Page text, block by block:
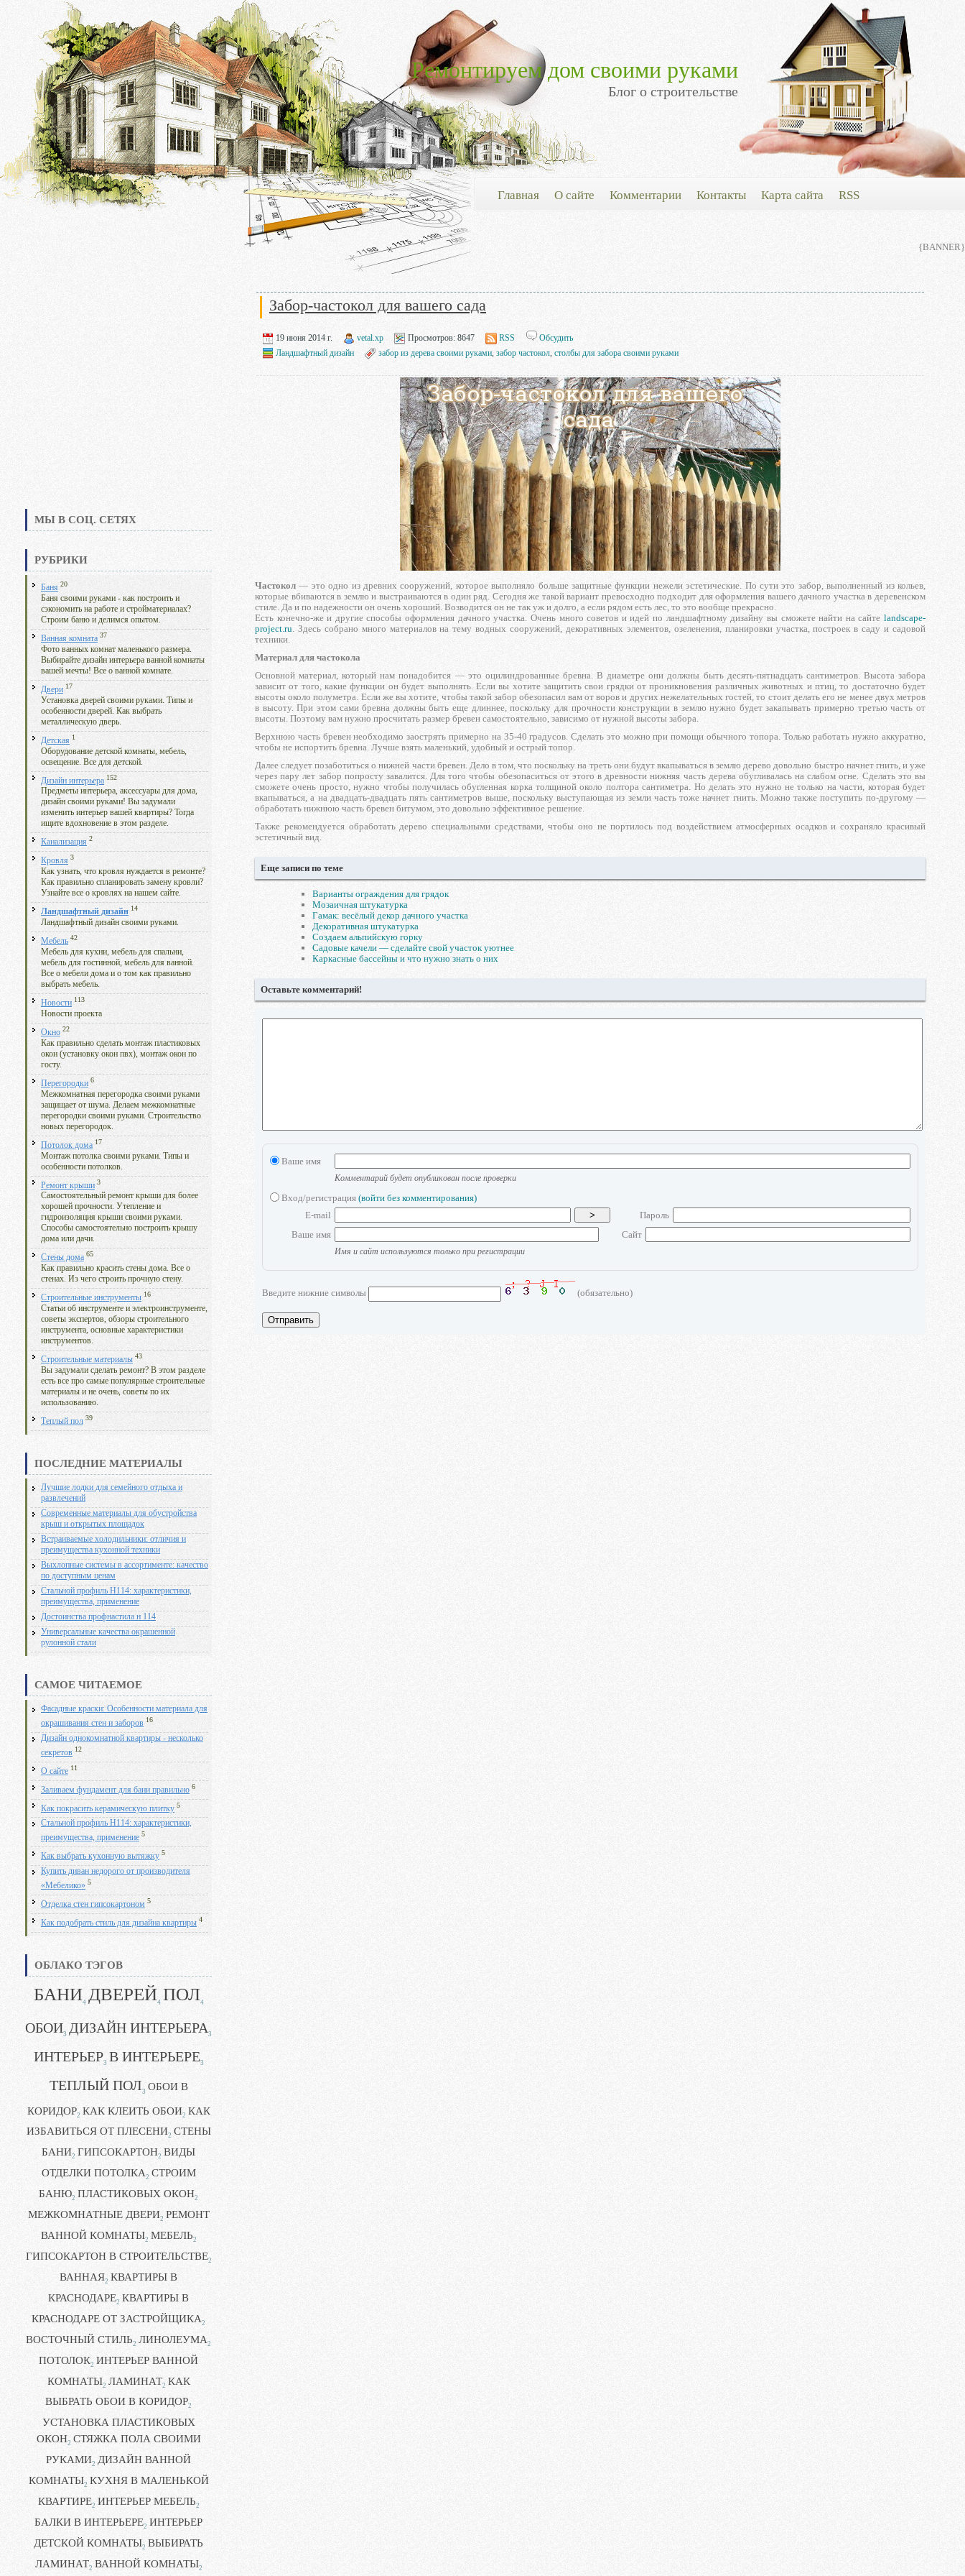
Ремонтируем дом своими руками
Блог о строительстве
Главная О сайте Комментарии Контакты Карта сайта RSS
{BANNER}
МЫ В СОЦ. СЕТЯХ
РУБРИКИ
Баня 20
Баня своими руками - как построить и
сэкономить на работе и стройматериалах?
Строим баню и делимся опытом.
Ванная комната 37
Фото ванных комнат маленького размера.
Выбирайте дизайн интерьера ванной комнаты
вашей мечты! Все о ванной комнате.
Двери 17
Установка дверей своими руками. Типы и
особенности дверей. Как выбрать
металлическую дверь.
Детская 1
Оборудование детской комнаты, мебель,
освещение. Все для детской.
Дизайн интерьера 152
Предметы интерьера, аксессуары для дома,
дизайн своими руками! Вы задумали
изменить интерьер вашей квартиры? Тогда
ищите вдохновение в этом разделе.
Канализация 2
Кровля 3
Как узнать, что кровля нуждается в ремонте?
Как правильно спланировать замену кровли?
Узнайте все о кровлях на нашем сайте.
Ландшафтный дизайн 14
Ландшафтный дизайн своими руками.
Мебель 42
Мебель для кухни, мебель для спальни,
мебель для гостинной, мебель для ванной.
Все о мебели дома и о том как правильно
выбрать мебель.
Новости 113
Новости проекта
Окно 22
Как правильно сделать монтаж пластиковых
окон (установку окон пвх), монтаж окон по
госту.
Перегородки 6
Межкомнатная перегородка своими руками
защищает от шума. Делаем межкомнатные
перегородки своими руками. Строительство
новых перегородок.
Потолок дома 17
Монтаж потолка своими руками. Типы и
особенности потолков.
Ремонт крыши 3
Самостоятельный ремонт крыши для более
хорошей прочности. Утепление и
гидроизоляция крыши своими руками.
Способы самостоятельно построить крышу
дома или дачи.
Стены дома 65
Как правильно красить стены дома. Все о
стенах. Из чего строить прочную стену.
Строительные инструменты 16
Статьи об инструменте и электроинструменте,
советы экспертов, обзоры строительного
инструмента, основные характеристики
инструментов.
Строительные материалы 43
Вы задумали сделать ремонт? В этом разделе
есть все про самые популярные строительные
материалы и не очень, советы по их
использованию.
Теплый пол 39
ПОСЛЕДНИЕ МАТЕРИАЛЫ
Лучшие лодки для семейного отдыха и
развлечений
Современные материалы для обустройства
крыш и открытых площадок
Встраиваемые холодильники: отличия и
преимущества кухонной техники
Выхлопные системы в ассортименте: качество
по доступным ценам
Стальной профиль Н114: характеристики,
преимущества, применение
Достоинства профнастила н 114
Универсальные качества окрашенной
рулонной стали
САМОЕ ЧИТАЕМОЕ
Фасадные краски: Особенности материала для
окрашивания стен и заборов 16
Дизайн однокомнатной квартиры - несколько
секретов 12
О сайте 11
Заливаем фундамент для бани правильно 6
Как покрасить керамическую плитку 5
Стальной профиль Н114: характеристики,
преимущества, применение 5
Как выбрать кухонную вытяжку 5
Купить диван недорого от производителя
«Мебелико» 5
Отделка стен гипсокартоном 5
Как подобрать стиль для дизайна квартиры 4
ОБЛАКО ТЭГОВ
БАНИ4 ДВЕРЕЙ4 ПОЛ4
ОБОИ3 ДИЗАЙН ИНТЕРЬЕРА3
ИНТЕРЬЕР3 В ИНТЕРЬЕРЕ3
ТЕПЛЫЙ ПОЛ3 ОБОИ В
КОРИДОР2 КАК КЛЕИТЬ ОБОИ2 КАК
ИЗБАВИТЬСЯ ОТ ПЛЕСЕНИ2 СТЕНЫ
БАНИ2 ГИПСОКАРТОН2 ВИДЫ
ОТДЕЛКИ ПОТОЛКА2 СТРОИМ
БАНЮ2 ПЛАСТИКОВЫХ ОКОН2
МЕЖКОМНАТНЫЕ ДВЕРИ2 РЕМОНТ
ВАННОЙ КОМНАТЫ2 МЕБЕЛЬ2
ГИПСОКАРТОН В СТРОИТЕЛЬСТВЕ2
ВАННАЯ2 КВАРТИРЫ В
КРАСНОДАРЕ2 КВАРТИРЫ В
КРАСНОДАРЕ ОТ ЗАСТРОЙЩИКА2
ВОСТОЧНЫЙ СТИЛЬ2 ЛИНОЛЕУМА2
ПОТОЛОК2 ИНТЕРЬЕР ВАННОЙ
КОМНАТЫ2 ЛАМИНАТ2 КАК
ВЫБРАТЬ ОБОИ В КОРИДОР2
УСТАНОВКА ПЛАСТИКОВЫХ
ОКОН2 СТЯЖКА ПОЛА СВОИМИ
РУКАМИ2 ДИЗАЙН ВАННОЙ
КОМНАТЫ2 КУХНЯ В МАЛЕНЬКОЙ
КВАРТИРЕ2 ИНТЕРЬЕР МЕБЕЛЬ2
БАЛКИ В ИНТЕРЬЕРЕ2 ИНТЕРЬЕР
ДЕТСКОЙ КОМНАТЫ2 ВЫБИРАТЬ
ЛАМИНАТ2 ВАННОЙ КОМНАТЫ2
Забор-частокол для вашего сада
19 июня 2014 г. vetal.xp Просмотров: 8647 RSS
Обсудить
Ландшафтный дизайн
забор из дерева своими руками, забор частокол, столбы для забора своими руками
Частокол — это одно из древних сооружений, которое выполняло больше защитные функции нежели эстетические. По сути это забор, выполненный из кольев,
которые вбиваются в землю и выстраиваются в один ряд. Сегодня же такой вариант превосходно подходит для оформления вашего дачного участка в деревенском
стиле. Да и по надежности он очень хороший. Возводится он не так уж и долго, а если рядом есть лес, то это вообще прекрасно.
Есть конечно-же и другие способы оформления дачного участка. Очень много советов и идей по ландшафтному дизайну вы сможете найти на сайте landscape-
project.ru. Здесь собрано много материалов на тему водных сооружений, декоративных элементов, озеленения, планировки участка, построек в саду и садовой
техники.
Материал для частокола
Основной материал, который нам понадобится — это оцилиндрованные бревна. В диаметре они должны быть десять-пятнадцать сантиметров. Высота забора
зависит от того, какие функции он будет выполнять. Если вы хотите защитить свои грядки от проникновения различных животных и птиц, то достаточно будет
высоты около полуметра. Если же вы хотите, чтобы такой забор обезопасил вам от воров и других нежелательных гостей, то стоит делать его не менее двух метров
в высоту. При этом сами бревна должны быть еще длиннее, поскольку для прочности конструкции в землю нужно будет закапывать примерно третью часть от
высоты. Поэтому вам нужно просчитать размер бревен самостоятельно, зависимо от нужной высоты забора.
Верхнюю часть бревен необходимо заострять примерно на 35-40 градусов. Сделать это можно при помощи обычного топора. Только работать нужно аккуратно,
чтобы не испортить бревна. Лучше взять маленький, удобный и острый топор.
Далее следует позаботиться о нижней части бревен. Дело в том, что поскольку на треть они будут вкапываться в землю дерево довольно быстро начнет гнить, и уже
через пару лет забор попросту завалится. Для того чтобы обезопаситься от этого в древности нижняя часть дерева обугливалась на слабом огне. Сделать это вы
сможете очень просто, нужно чтобы получилась обугленная корка толщиной около полтора сантиметра. Но делать это нужно не только на части, которая будет
вкапываться, а на двадцать-двадцать пять сантиметров выше, поскольку выступающая из земли часть тоже начнет гнить. Можно также поступить по-другому —
обработать нижнюю часть бревен битумом, это довольно эффективное решение.
Также рекомендуется обработать дерево специальными средствами, чтобы оно не портилось под воздействием атмосферных осадков и сохраняло красивый
эстетичный вид.
Еще записи по теме
Варианты ограждения для грядок
Мозаичная штукатурка
Гамак: весёлый декор дачного участка
Декоративная штукатурка
Создаем альпийскую горку
Садовые качели — сделайте свой участок уютнее
Каркасные бассейны и что нужно знать о них
Оставьте комментарий!
Ваше имя
Комментарий будет опубликован после проверки
Вход/регистрация (войти без комментирования)
E-mail
>
Пароль
Ваше имя
Сайт
Имя и сайт используются только при регистрации
Введите нижние символы (обязательно)
Отправить